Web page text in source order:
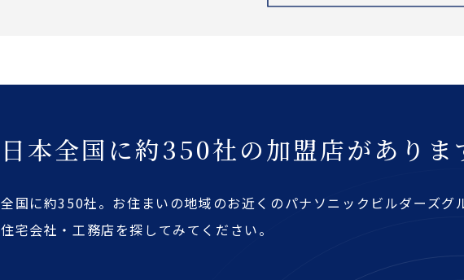
日本全国に約350社の加盟店がありま
全国に約350社。お住まいの地域のお近くのパナソニックビルダーズグ
住宅会社・工務店を探してみてください。